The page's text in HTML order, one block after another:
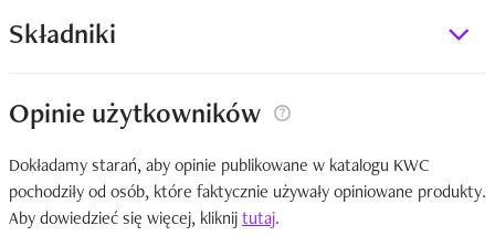
Składniki
Opinie użytkowników
Dokładamy starań, aby opinie publikowane w katalogu KWC
pochodziły od osób, które faktycznie używały opiniowane produkty.
Aby dowiedzieć się więcej, kliknijtutaj.